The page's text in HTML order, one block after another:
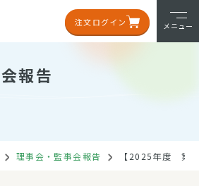
注文ログイン メニュー
報告
理事会・監事会報告 【2025年度 第7